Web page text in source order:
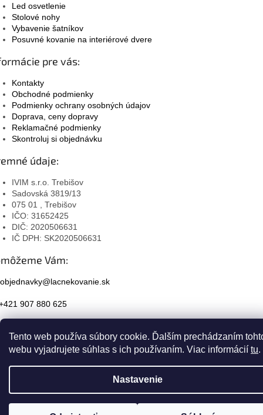
Tento web používa súbory cookie. Ďalším prechádzaním
webu vyjadrujete súhlas s ich používaním. Viac informácií tu.
Nastavenie
Led osvetlenie
Stolové nohy
Vybavenie šatníkov
Posuvné kovanie na interiérové dvere
pre vás:
Kontakty
Obchodné podmienky
Podmienky ochrany osobných údajov
Doprava, ceny dopravy
Reklamačné podmienky
Skontroluj si objednávku
údaje:
IVIM s.r.o. Trebišov
Sadovská 3819/13
075 01 , Trebišov
IČO: 31652425
DIČ: 2020506631
IČ DPH: SK2020506631
Vám:
objednavky@lacnekovanie.sk
907 880 625